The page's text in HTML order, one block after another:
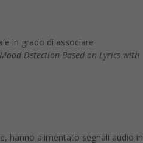
in grado di associare
Detection Based on Lyrics with
hanno alimentato segnali audio in